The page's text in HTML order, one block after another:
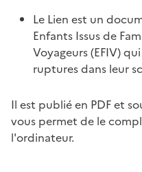
Le Lien est un
Enfants Issus de
Voyageurs (EFIV)
ruptures dans leur
Il est publié en PDF et
vous permet de le
l'ordinateur.